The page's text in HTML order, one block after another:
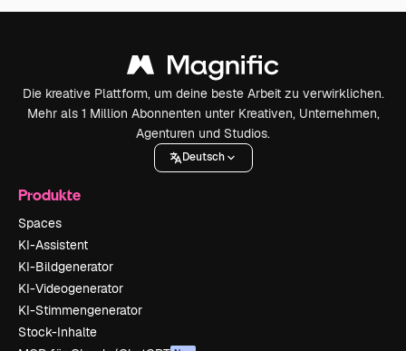
Die kreative Plattform, um deine beste Arbeit zu verwirklichen.
Mehr als 1 Million Abonnenten unter Kreativen, Unternehmen,
Agenturen und Studios.
Deutsch
Produkte
Spaces
KI-Assistent
KI-Bildgenerator
KI-Videogenerator
KI-Stimmengenerator
Stock-Inhalte